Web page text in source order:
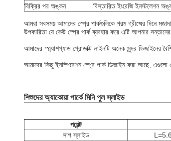
বিক্রির পর অঙ্কন
বিস্তারিত ইংরেজি ইনস্টলেশন
আমরা সবসময় আমাদের স্প্রে পার্কগুলিকে গরম গ্রীষ্মের দিনে
উপকারিতা যে কেউ স্প্রে পার্ক ব্যবহার করে এটি আপনার
আমাদের স্প্ল্যাশপ্যাড প্রোডাক্ট লাইনটি অনেক সুন্দর ডিজাইনের
আমাদের কিছু ইনস্পিরেশন স্প্রে পার্ক ডিজাইন করা আছে, এগুলো
শিশুদের অ্যাকোয়া পার্কে মিনি পুল স্লাইড
পয়েন্ট
সাপ স্লাইড